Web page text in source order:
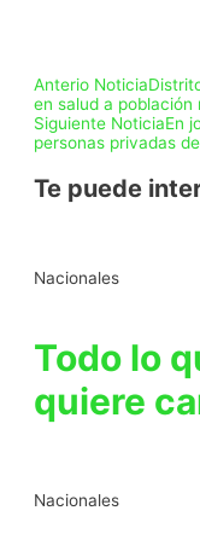
Anterio Noticia
en salud a población
Siguiente NoticiaEn
personas privadas
Te puede
Nacionales
Todo lo
quiere
Nacionales